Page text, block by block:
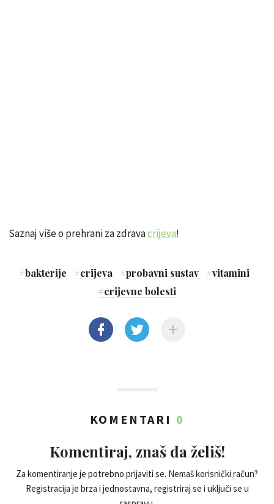
Saznaj više o prehrani za zdravacrijeva!
#bakterije #crijeva #probavni sustav #vitamini
#crijevne bolesti
KOMENTARI 0
Komentiraj, znaš da želiš!
Za komentiranje je potrebno prijaviti se. Nemaš korisnički račun?
Registracija je brza i jednostavna, registriraj se i uključi se u